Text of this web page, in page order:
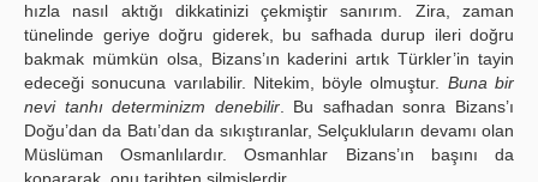
hızla nasıl aktığı dikkatinizi çekmiştir sanırım. Zira, zaman
tünelinde geriye doğru giderek, bu safhada durup ileri doğru
bakmak mümkün olsa, Bizans’ın kaderini artık Türkler’in tayin
edeceği sonucuna varılabilir. Nitekim, böyle olmuştur. Buna bir
nevi tanhı determinizm denebilir. Bu safhadan sonra Bizans’ı
Doğu’dan da Batı’dan da sıkıştıranlar, Selçukluların devamı olan
Müslüman Osmanlılardır. Osmanhlar Bizans’ın başını da